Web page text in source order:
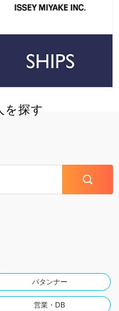
を探す
パタンナー
営業・DB